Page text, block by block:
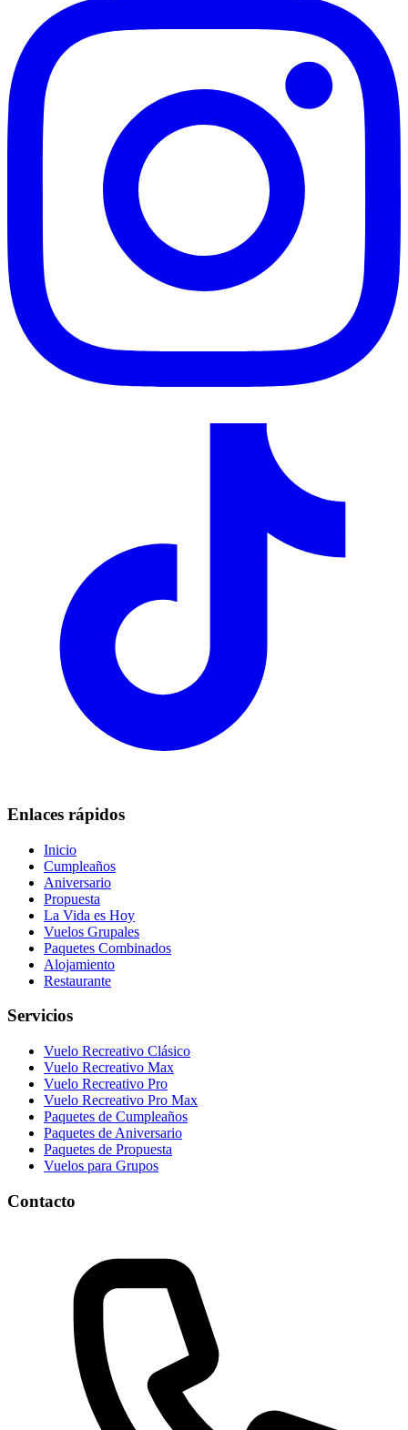
Enlaces rápidos
Inicio
Cumpleaños
Aniversario
Propuesta
La Vida es Hoy
Vuelos Grupales
Paquetes Combinados
Alojamiento
Restaurante
Servicios
Vuelo Recreativo Clásico
Vuelo Recreativo Max
Vuelo Recreativo Pro
Vuelo Recreativo Pro Max
Paquetes de Cumpleaños
Paquetes de Aniversario
Paquetes de Propuesta
Vuelos para Grupos
Contacto